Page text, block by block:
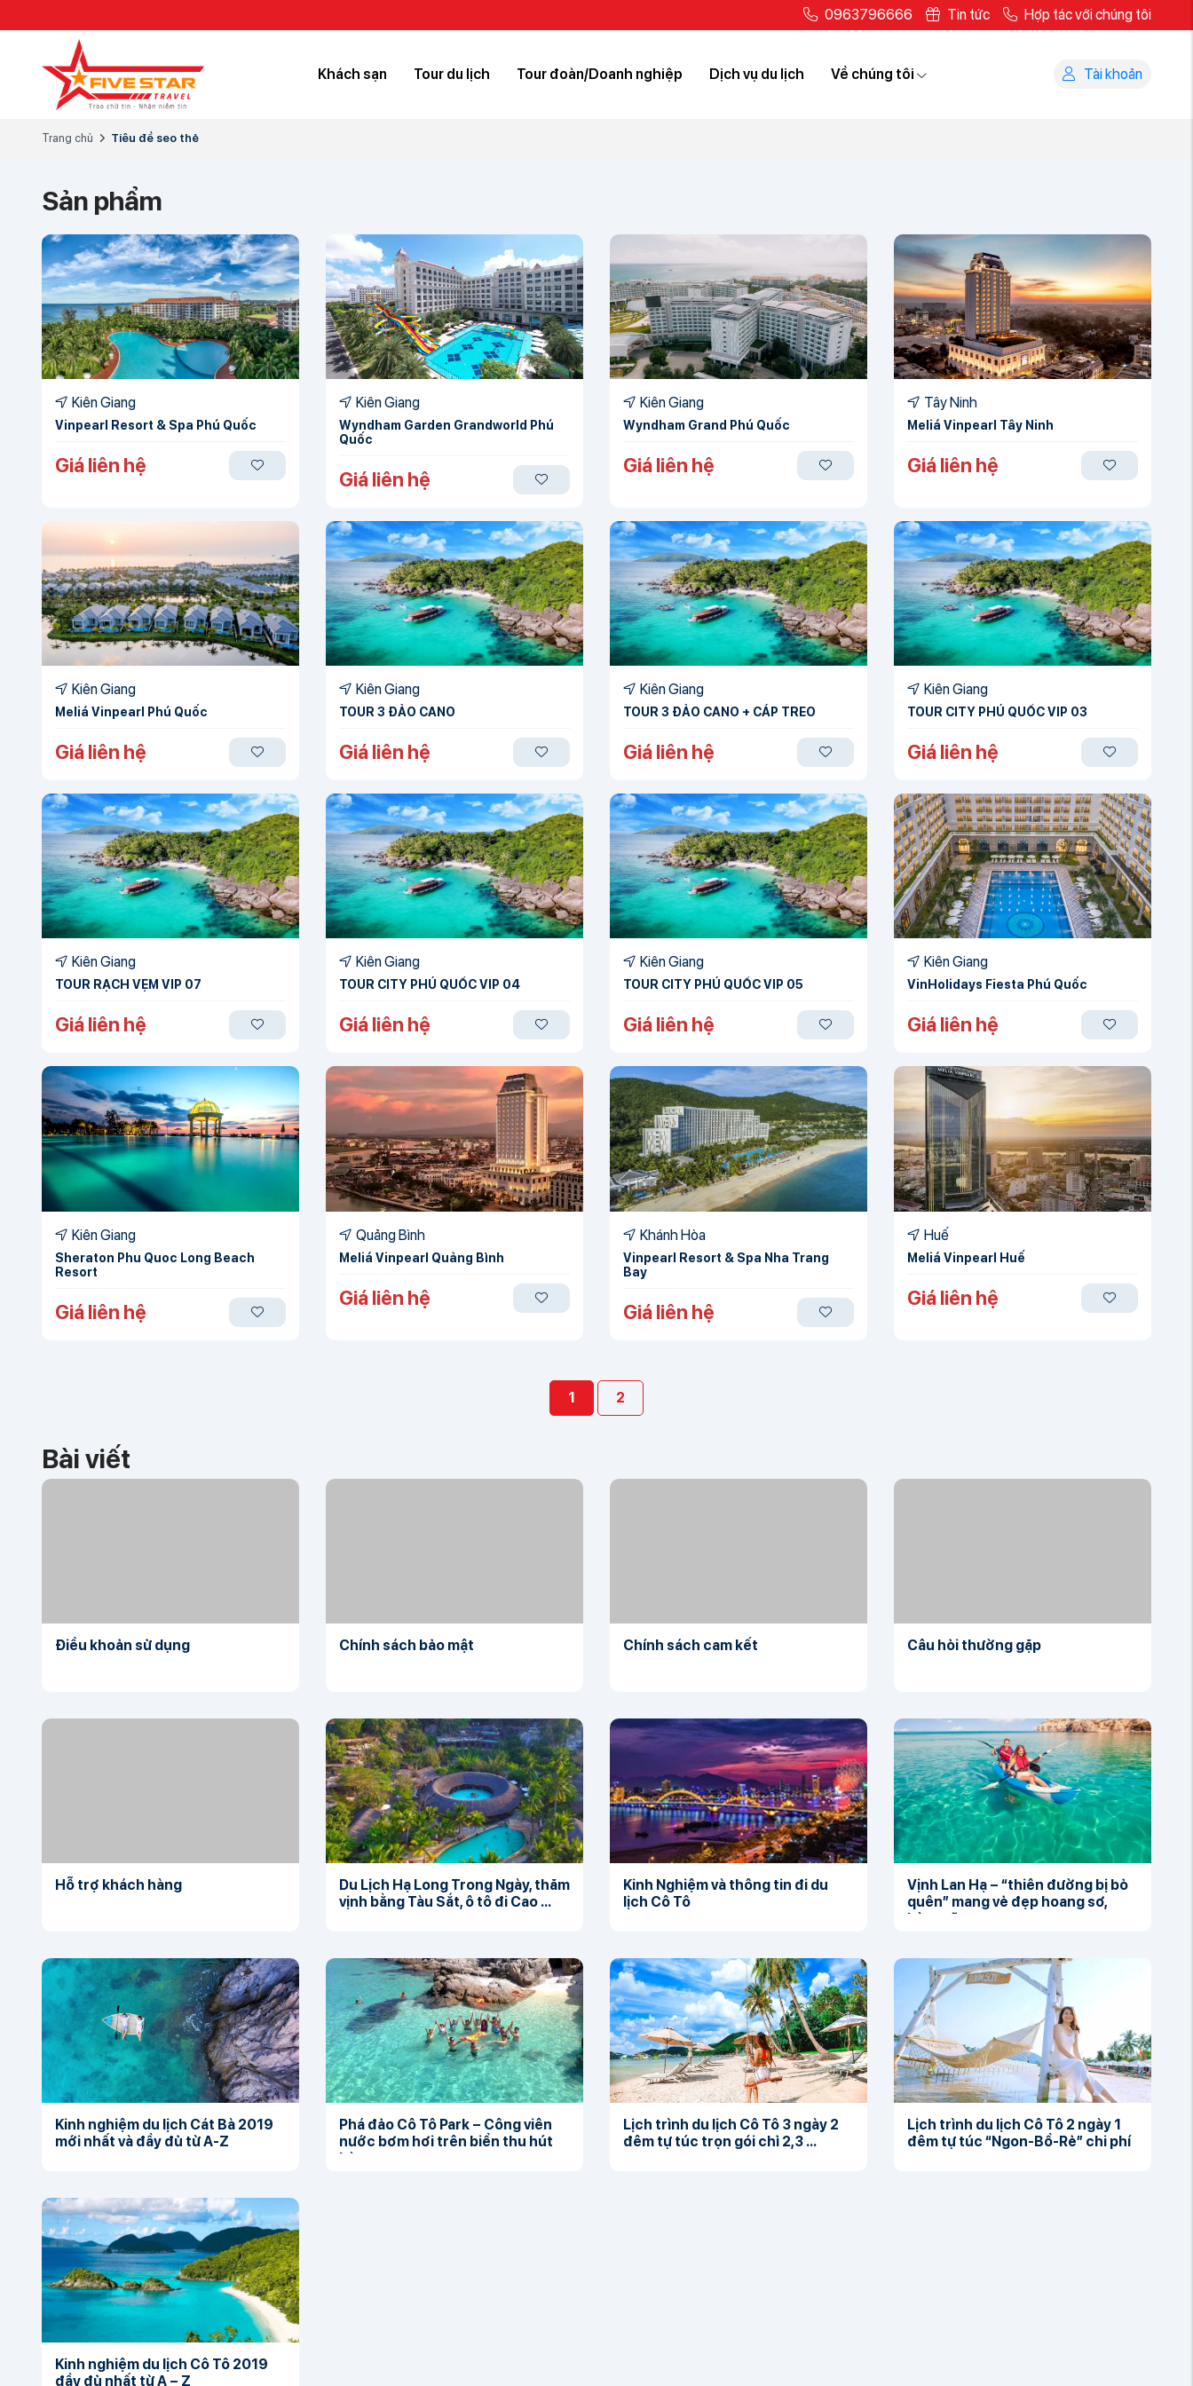
0963796666 Tin tức Hợp tác với chúng tôi
Khách sạn Tour du lịch Tour đoàn/Doanh nghiệp Dịch vụ du lịch Về chúng tôi Tài khoản
Trang chủ Tiêu đề seo thẻ
Sản phẩm
Kiên Giang
Vinpearl Resort & Spa Phú Quốc
Giá liên hệ
Kiên Giang
Wyndham Garden Grandworld Phú
Quốc
Giá liên hệ
Kiên Giang
Wyndham Grand Phú Quốc
Giá liên hệ
Tây Ninh
Meliá Vinpearl Tây Ninh
Giá liên hệ
Kiên Giang
Meliá Vinpearl Phú Quốc
Giá liên hệ
Kiên Giang
TOUR 3 ĐẢO CANO
Giá liên hệ
Kiên Giang
TOUR 3 ĐẢO CANO + CÁP TREO
Giá liên hệ
Kiên Giang
TOUR CITY PHÚ QUỐC VIP 03
Giá liên hệ
Kiên Giang
TOUR RẠCH VẸM VIP 07
Giá liên hệ
Kiên Giang
TOUR CITY PHÚ QUỐC VIP 04
Giá liên hệ
Kiên Giang
TOUR CITY PHÚ QUỐC VIP 05
Giá liên hệ
Kiên Giang
VinHolidays Fiesta Phú Quốc
Giá liên hệ
Kiên Giang
Sheraton Phu Quoc Long Beach
Resort
Giá liên hệ
Quảng Bình
Meliá Vinpearl Quảng Bình
Giá liên hệ
Khánh Hòa
Vinpearl Resort & Spa Nha Trang
Bay
Giá liên hệ
Huế
Meliá Vinpearl Huế
Giá liên hệ
1 2
Bài viết
Điều khoản sử dụng Chính sách bảo mật Chính sách cam kết Câu hỏi thường gặp
Hỗ trợ khách hàng
Du Lịch Hạ Long Trong Ngày, thăm
vịnh bằng Tàu Sắt, ô tô đi Cao ...
Kinh Nghiệm và thông tin đi du
lịch Cô Tô
Vịnh Lan Hạ – “thiên đường bị bỏ
quên” mang vẻ đẹp hoang sơ,
hùng vĩ
Kinh nghiệm du lịch Cát Bà 2019
mới nhất và đầy đủ từ A-Z
Phá đảo Cô Tô Park – Công viên
nước bơm hơi trên biển thu hút
hàng ...
Lịch trình du lịch Cô Tô 3 ngày 2
đêm tự túc trọn gói chỉ 2,3 ...
Lịch trình du lịch Cô Tô 2 ngày 1
đêm tự túc “Ngon-Bổ-Rẻ” chi phí
Kinh nghiệm du lịch Cô Tô 2019
đầy đủ nhất từ A – Z